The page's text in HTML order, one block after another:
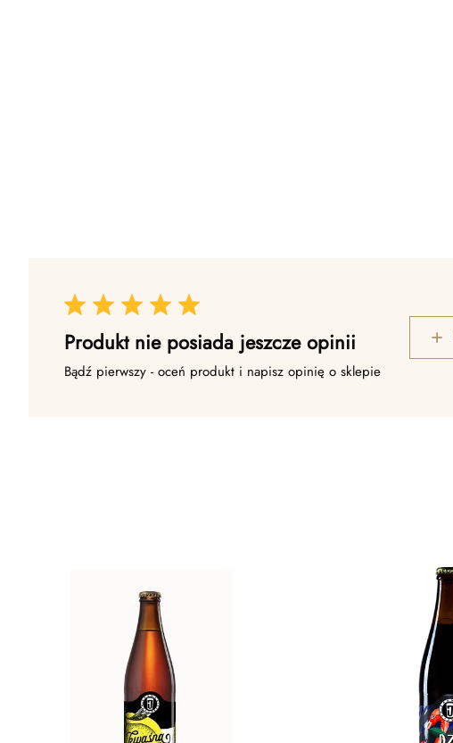
Produkt nie posiada jeszcze opinii
Bądź pierwszy - oceń produkt i napisz opinię o sklepie